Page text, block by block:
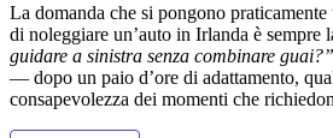
La domanda che si pongono
di noleggiare un’auto in Irlanda è sempre
guidare a sinistra senza combinare guai?”
— dopo un paio d’ore di adattamento,
consapevolezza dei momenti che